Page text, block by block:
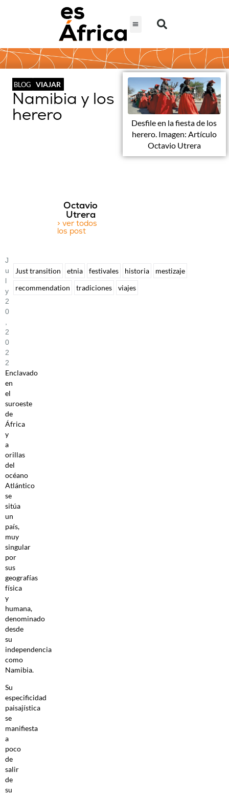
BLOG VIAJAR
Namibia y los
herero
Desfile en la fiesta de los
herero. Imagen: Artículo
Octavio Utrera
Octavio
Utrera
> ver todos
los post
J
U
L
Y
2
0
2
0
2
2
Enclavado
en
el
suroeste
de
África
y
a
orillas
del
océano
Atlántico
se
sitúa
un
país,
muy
singular
por
sus
geografías
física
y
humana,
denominado
desde
su
independencia
como
Namibia.
Su
especificidad
paisajística
se
manifiesta
a
poco
de
salir
de
su
Just transition etnia festivales historia
mestizaje
recommendation
tradiciones viajes